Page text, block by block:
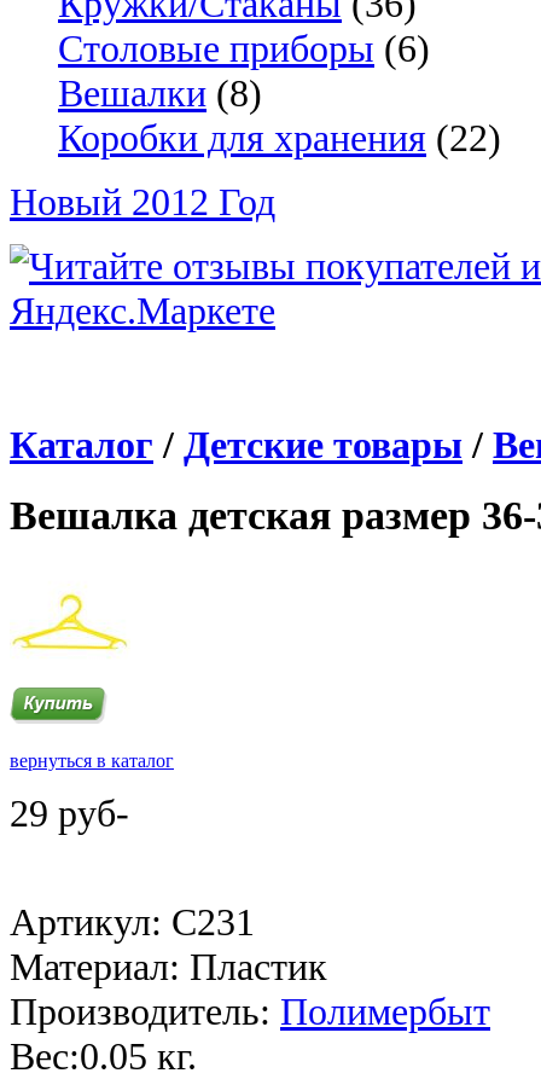
Столовые приборы (6)
Вешалки (8)
Коробки для хранения (22)
Новый 2012 Год
Каталог / Детские товары /
Вешалка детская размер
вернуться в каталог
29 руб-
Артикул: C231
Материал: Пластик
Производитель: Полимербыт
Веc:0.05 кг.